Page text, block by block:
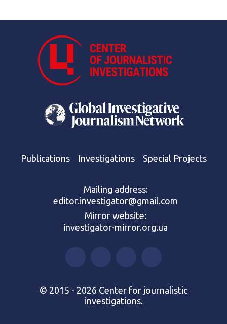
Publications Investigations Special Projects
Mailing address:
editor.investigator@gmail.com
Mirror website:
investigator-mirror.org.ua
© 2015 - 2026 Center for journalistic
investigations.